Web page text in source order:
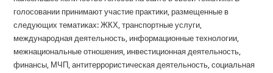
голосовании принимают участие практики, размещенные в
следующих тематиках: ЖКХ, транспортные услуги,
международная деятельность, информационные технологии,
межнациональные отношения, инвестиционная деятельность,
финансы, МЧП, антитеррористическая деятельность, социальная